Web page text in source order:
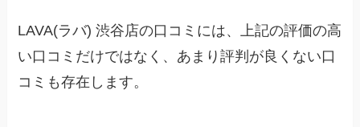
LAVA(ラバ) 渋谷店の口コミには、上記の評価の高
い口コミだけではなく、あまり評判が良くない口
コミも存在します。